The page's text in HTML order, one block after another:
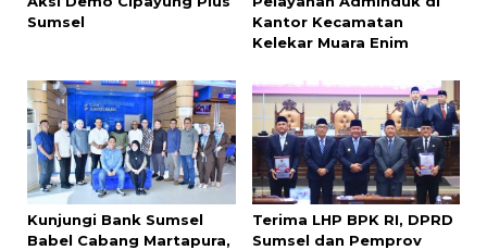
Sumsel
Kantor Kecamatan
Kelekar Muara Enim
Kunjungi Bank Sumsel
Babel Cabang Martapura,
Terima LHP BPK RI, DPRD
Sumsel dan Pemprov